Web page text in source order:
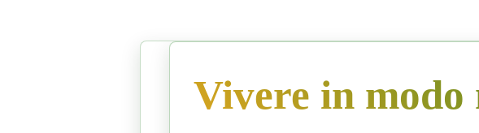
Vivere in modo